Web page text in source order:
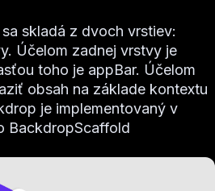
skladá z dvoch vrstiev:
Účelom zadnej vrstvy je
toho je appBar. Účelom
obsah na základe kontextu
je implementovaný v
BackdropScaffold